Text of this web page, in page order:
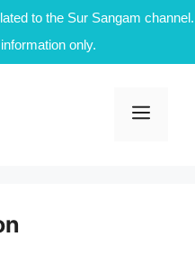
to the Sur Sangam channel.
only.